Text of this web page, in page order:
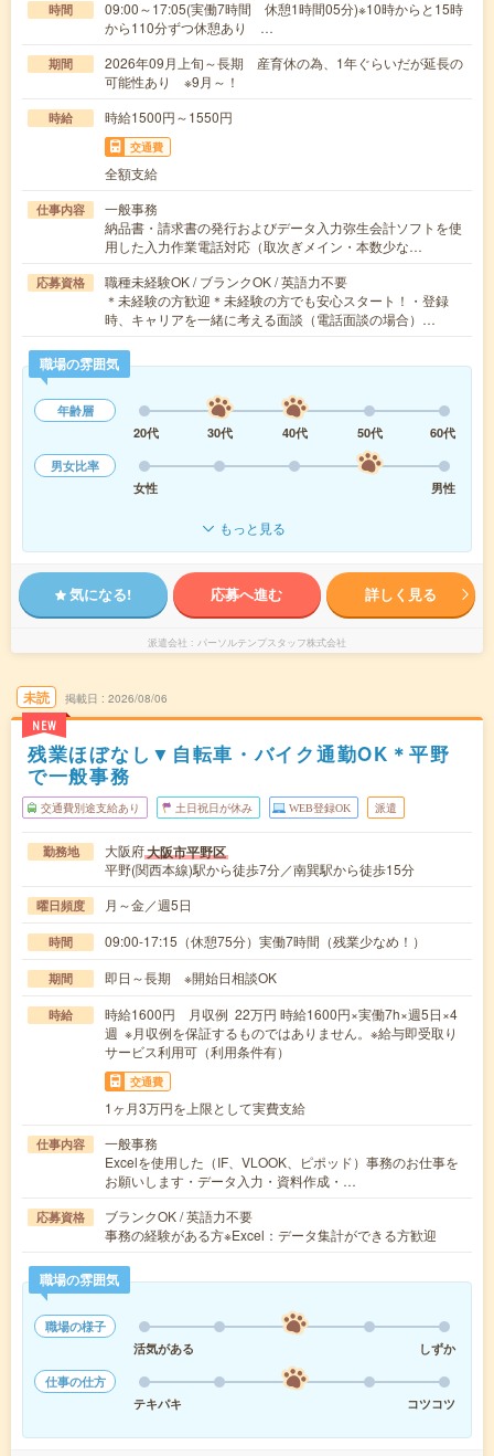
時間
09:00～17:05(実働7時間 休憩1時間05分)※10時からと15時
から110分ずつ休憩あり …
期間
2026年09月上旬～長期 産育休の為、1年ぐらいだが延長の
可能性あり ※9月～！
時給 時給1500円～1550円
交通費
全額支給
仕事内容
一般事務
納品書・請求書の発行およびデータ入力弥生会計ソフトを使
用した入力作業電話対応（取次ぎメイン・本数少な…
応募資格
職種未経験OK / ブランクOK / 英語力不要
＊未経験の方歓迎＊未経験の方でも安心スタート！・登録
時、キャリアを一緒に考える面談（電話面談の場合）…
職場の雰囲気
年齢層
20代
30代 40代 50代
60代
男女比率
女性
男性
もっと見る
気になる! 応募へ進む 詳しく見る
派遣会社 パーソルテンプスタッフ株式会社
未読
NEW
掲載日 2026/08/06
残業ほぼなし▼自転車・バイク通勤OK＊平野
で一般事務
交通費別途支給あり 土日祝日が休み WEB登録OK 派遣
勤務地 大阪府大阪市平野区
平野(関西本線)駅から徒歩7分／南巽駅から徒歩15分
曜日頻度 月～金／週5日
時間 09:00-17:15（休憩75分）実働7時間（残業少なめ！）
期間 即日～長期 ※開始日相談OK
時給
時給1600円 月収例 22万円 時給1600円×実働7h×週5日×4
週 ※月収例を保証するものではありません。※給与即受取り
サービス利用可（利用条件有）
交通費
1ヶ月3万円を上限として実費支給
仕事内容
一般事務
Excelを使用した（IF、VLOOK、ピポッド）事務のお仕事を
お願いします・データ入力・資料作成・…
応募資格
ブランクOK / 英語力不要
事務の経験がある方※Excel：データ集計ができる方歓迎
職場の雰囲気
職場の様子
活気がある
しずか
仕事の仕方
テキパキ
コツコツ